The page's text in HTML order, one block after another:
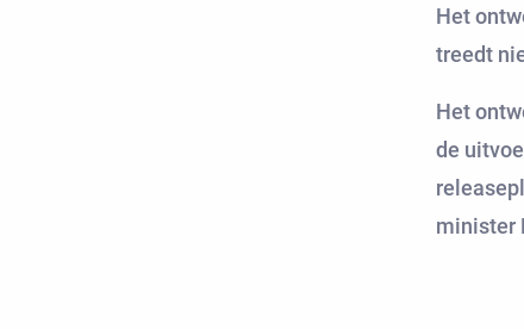
Het
treedt
Het
de
minister